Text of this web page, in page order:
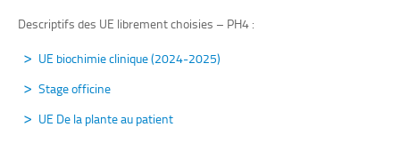
Descriptifs des UE librement choisies – PH4 :
UE biochimie clinique (2024-2025)
Stage officine
UE De la plante au patient